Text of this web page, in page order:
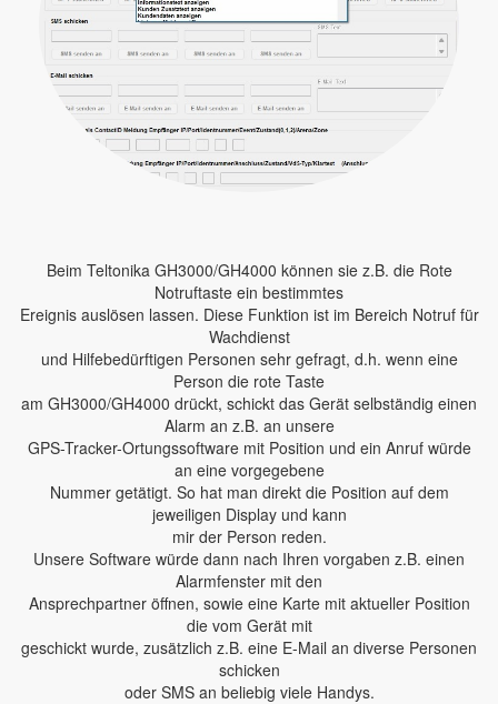
Beim Teltonika GH3000/GH4000 können sie z.B. die Rote
Notruftaste ein bestimmtes
Ereignis auslösen lassen. Diese Funktion ist im Bereich Notruf für
Wachdienst
und Hilfebedürftigen Personen sehr gefragt, d.h. wenn eine
Person die rote Taste
am GH3000/GH4000 drückt, schickt das Gerät selbständig einen
Alarm an z.B. an unsere
GPS-Tracker-Ortungssoftware mit Position und ein Anruf würde
an eine vorgegebene
Nummer getätigt. So hat man direkt die Position auf dem
jeweiligen Display und kann
mir der Person reden.
Unsere Software würde dann nach Ihren vorgaben z.B. einen
Alarmfenster mit den
Ansprechpartner öffnen, sowie eine Karte mit aktueller Position
die vom Gerät mit
geschickt wurde, zusätzlich z.B. eine E-Mail an diverse Personen
schicken
oder SMS an beliebig viele Handys.